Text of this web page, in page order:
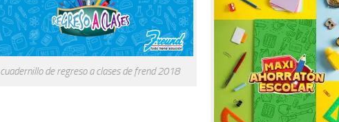
cuadernillo de regreso a clases de frend 2018